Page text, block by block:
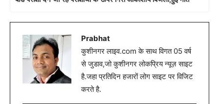
Prabhat
कुशीनगर लाइव.com के साथ विगत 05 वर्ष
से जुडाव,जो कुशीनगर लोकप्रिय न्यूज़ साइट
है.जहा प्रतिदिन हजारों लोग साइट पर विजिट
करते है.